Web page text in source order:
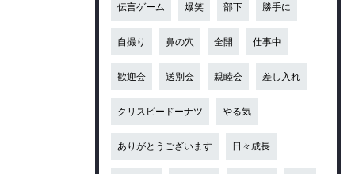
伝言ゲーム 爆笑 部下 勝手に
自撮り 鼻の穴 全開 仕事中
歓迎会 送別会 親睦会 差し入れ
クリスピードーナツ やる気
ありがとうございます 日々成長